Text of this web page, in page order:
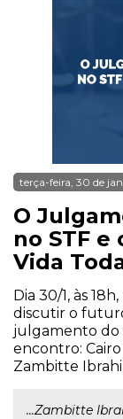
terça-feira, 30 de
O
no STF e
Vida
Dia 30/1, às
discutir o
julgamento do
encontro:
Zambitte
...Zambitte